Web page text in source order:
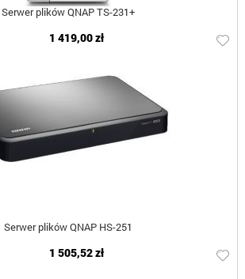
Serwer plików QNAP TS-231+
1 419,00 zł
Serwer plików QNAP HS-251
1 505,52 zł